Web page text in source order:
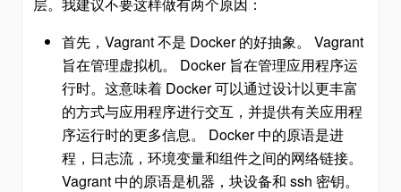
首先，Vagrant 不是 Docker 的好抽象。 Vagrant
旨在管理虚拟机。 Docker 旨在管理应用程序运
行时。这意味着 Docker 可以通过设计以更丰富
的方式与应用程序进行交互，并提供有关应用程
序运行时的更多信息。 Docker 中的原语是进
程，日志流，环境变量和组件之间的网络链接。
Vagrant 中的原语是机器，块设备和 ssh 密钥。